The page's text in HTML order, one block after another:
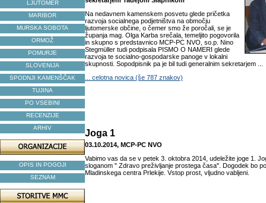
LJUTOMER
MARIBOR
MURSKA SOBOTA
ORMOŽ
POMURJE
SLOVENIJA
SPODNJI KAMENŠČAK
TUJINA
PO VSEBINI
RECENZIJE
ARHIV
OPIS IN POGOJI
SEZNAM
Na nedavnem kamenskem posvetu glede pričetka
razvoja socialnega podjetništva na območju
ljutomerske občine, o čemer smo že poročali, se je
županja mag. Olga Karba srečala, temeljito pogovorila
in skupno s predstavnico MCP-PC NVO, so.p. Nino
Stegmüller tudi podpisala PISMO O NAMERI glede
razvoja te socialno-gospodarske panoge v lokalni
skupnosti. Sopodpisnik pa je bil tudi generalnim sekretarjem ...
... celotna novica (še 787 znakov)
Joga 1
03.10.2014, MCP-PC NVO
Vabimo vas da se v petek 3. oktobra 2014, udeležite joge 1.
sloganom " Zdravo preživljanje prostega časa". Dogodek bo
Mladinskega centra Prlekije. Vstop prost, vljudno vabljeni.